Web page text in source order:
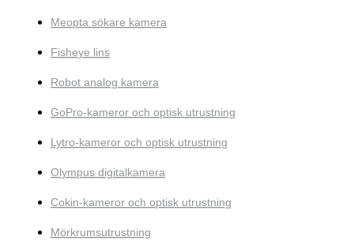
Meopta sökare kamera
Fisheye lins
Robot analog kamera
GoPro-kameror och optisk utrustning
Lytro-kameror och optisk utrustning
Olympus digitalkamera
Cokin-kameror och optisk utrustning
Mörkrumsutrustning